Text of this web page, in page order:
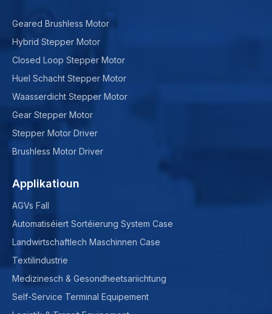
Geared Brushless Motor
Hybrid Stepper Motor
Closed Loop Stepper Motor
Huel Schacht Stepper Motor
Waasserdicht Stepper Motor
Gear Stepper Motor
Stepper Motor Driver
Brushless Motor Driver
Applikatioun
AGVs Fall
Automatiséiert Sortéierung System Case
Landwirtschaftlech Maschinnen Case
Textilindustrie
Medizinesch & Gesondheetsariichtung
Self-Service Terminal Equipement